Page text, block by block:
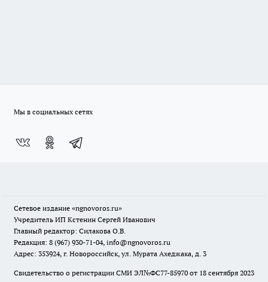
Мы в социальных сетях
Сетевое издание «ngnovoros.ru»
Учредитель ИП Кстенин Сергей Иванович
Главный редактор: Силакова О.В.
Редакция: 8 (967) 930-71-04, info@ngnovoros.ru
Адрес: 353924, г. Новороссийск, ул. Мурата Ахеджака, д. 3
Свидетельство о регистрации СМИ ЭЛ№ФС77-85970 от 18 сентября 2023